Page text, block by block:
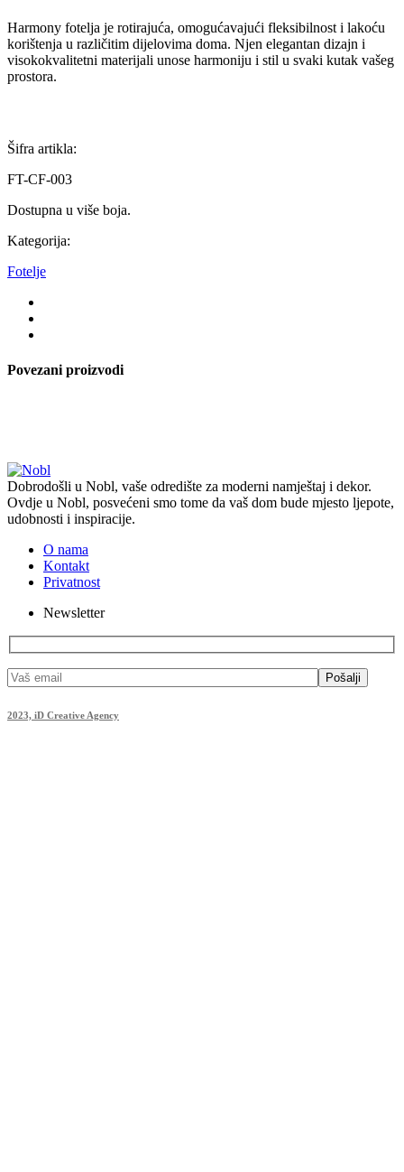
Harmony fotelja je rotirajuća, omogućavajući fleksibilnost i lakoću
korištenja u različitim dijelovima doma. Njen elegantan dizajn i
visokokvalitetni materijali unose harmoniju i stil u svaki kutak vašeg
prostora.
Šifra artikla:
FT-CF-003
Dostupna u više boja.
Kategorija:
Fotelje
Povezani proizvodi
Dobrodošli u Nobl, vaše odredište za moderni namještaj i dekor.
Ovdje u Nobl, posvećeni smo tome da vaš dom bude mjesto ljepote,
udobnosti i inspiracije.
O nama
Kontakt
Privatnost
Newsletter
Pošalji
2023, iD Creative Agency